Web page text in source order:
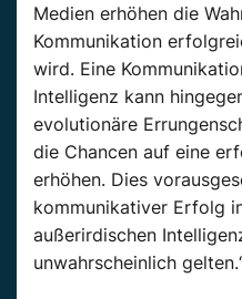
Medien erhöhen die
Kommunikation
wird. Eine
Intelligenz kann
evolutionäre
die Chancen auf eine
erhöhen. Dies
kommunikativer Erfolg
außerirdischen
unwahrscheinlich